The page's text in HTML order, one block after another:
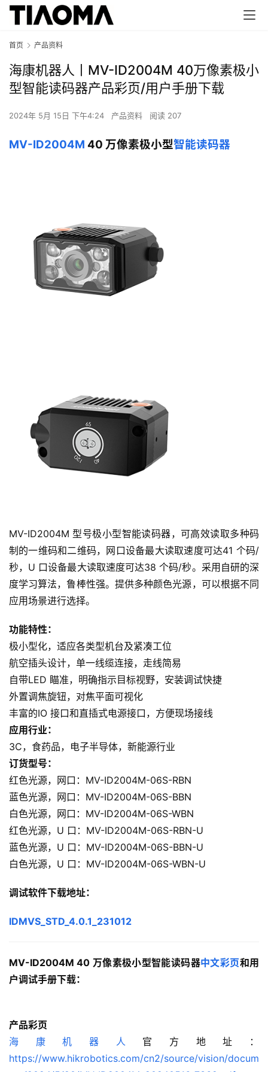
首页 产品资料
海康机器人丨MV-ID2004M 40万像素极小
型智能读码器产品彩页/用户手册下载
2024年 5月 15日 下午4:24 产品资料 阅读 207
MV-ID2004M 40 万像素极小型智能读码器
MV-ID2004M 型号极小型智能读码器，可高效读取多种码
制的一维码和二维码，网口设备最大读取速度可达41 个码/
秒，U 口设备最大读取速度可达38 个码/秒。采用自研的深
度学习算法，鲁棒性强。提供多种颜色光源，可以根据不同
应用场景进行选择。
功能特性：
极小型化，适应各类型机台及紧凑工位
航空插头设计，单一线缆连接，走线简易
自带LED 瞄准，明确指示目标视野，安装调试快捷
外置调焦旋钮，对焦平面可视化
丰富的IO 接口和直插式电源接口，方便现场接线
应用行业：
3C，食药品，电子半导体，新能源行业
订货型号：
红色光源，网口：MV-ID2004M-06S-RBN
蓝色光源，网口：MV-ID2004M-06S-BBN
白色光源，网口：MV-ID2004M-06S-WBN
红色光源，U 口：MV-ID2004M-06S-RBN-U
蓝色光源，U 口：MV-ID2004M-06S-BBN-U
白色光源，U 口：MV-ID2004M-06S-WBN-U
调试软件下载地址：
IDMVS_STD_4.0.1_231012
MV-ID2004M 40 万像素极小型智能读码器中文彩页和用
户调试手册下载：
产品彩页
海康机器人 官方地址：
https://www.hikrobotics.com/cn2/source/vision/docum